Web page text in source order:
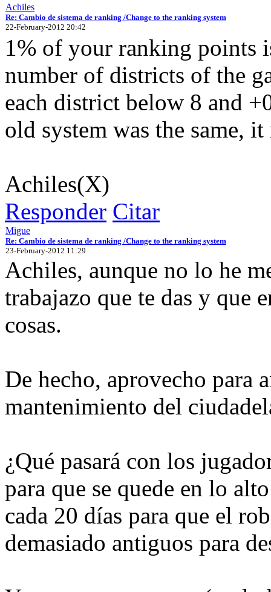
Achiles
Re: Cambio de sistema de ranking /Change to the ranking system
22-February-2012 20:42
1% of your ranking points
number of districts of the
each district below 8 and
old system was the same,
Achiles(X)
Responder Citar
Migue
Re: Cambio de sistema de ranking /Change to the ranking system
23-February-2012 11:29
Achiles, aunque no lo he
trabajazo que te das y que
cosas.
De hecho, aprovecho para
mantenimiento del
¿Qué pasará con los
para que se quede en lo
cada 20 días para que el
demasiado antiguos para